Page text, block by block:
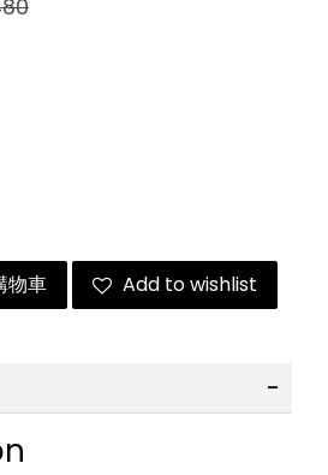
物車 Add to wishlist